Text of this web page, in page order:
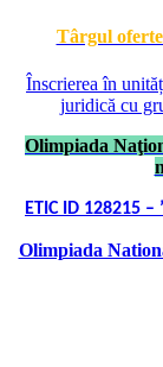
Târgul
Înscrierea în
juridică cu
Olimpiada
ETIC ID 128215
Olimpiada